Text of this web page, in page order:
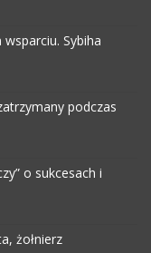
Sybiha
podczas
o sukcesach i
żołnierz